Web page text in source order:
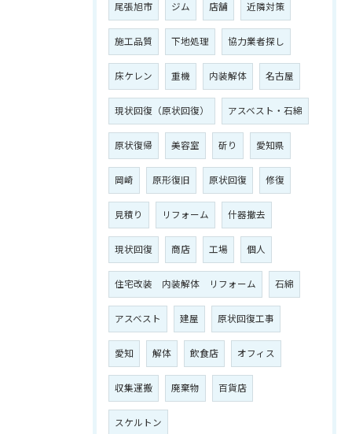
尾張旭市 ジム 店舗 近隣対策
施工品質 下地処理 協力業者探し
床ケレン 重機 内装解体 名古屋
現状回復（原状回復） アスベスト・石綿
原状復帰 美容室 斫り 愛知県
岡崎 原形復旧 原状回復 修復
見積り リフォーム 什器撤去
現状回復 商店 工場 個人
住宅改装 内装解体 リフォーム 石綿
アスベスト 建屋 原状回復工事
愛知 解体 飲食店 オフィス
収集運搬 廃棄物 百貨店
スケルトン